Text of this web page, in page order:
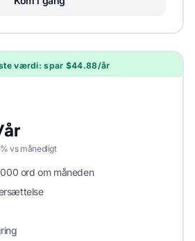
værdi: spar $44.88/år
år
vs månedligt
ord om måneden